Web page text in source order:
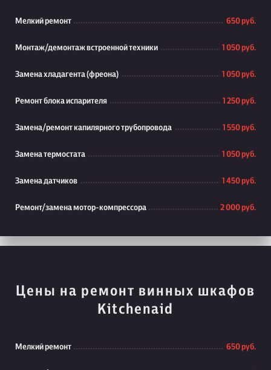
Мелкий ремонт 650 руб.
Монтаж/демонтаж встроенной техники 1 050 руб.
Замена хладагента (фреона) 1 050 руб.
Ремонт блока испарителя 1 250 руб.
Замена/ремонт капилярного трубопровода 1 550 руб.
Замена термостата 1 050 руб.
Замена датчиков 1 450 руб.
Ремонт/замена мотор-компрессора 2 000 руб.
Цены на ремонт винных шкафов
Kitchenaid
Мелкий ремонт 650 руб.